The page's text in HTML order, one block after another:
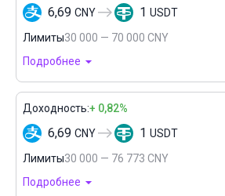
6,69 CNY 1 USDT
Лимиты30 000 — 70 000 CNY
Подробнее
Доходность:+ 0,82%
6,69 CNY 1 USDT
Лимиты30 000 — 76 773 CNY
Подробнее